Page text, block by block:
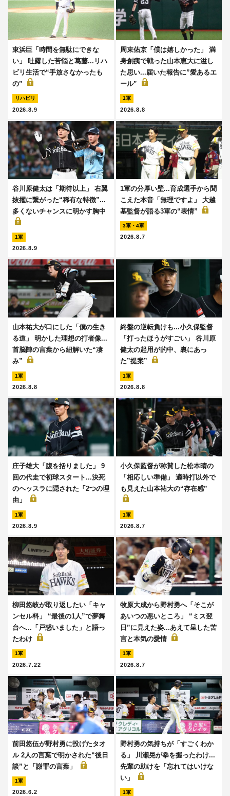
東浜巨「時間を無駄にできな
い」 吐露した苦悩と葛藤...リハ
ビリ生活で“手放さなかったも
の”
リハビリ
2026.8.9
周東佑京「僕は嬉しかった」 満
身創痍で戦った山本恵大に溢し
た思い...届いた報告に”愛あるエ
ール”
1軍
2026.8.8
谷川原健太は「期待以上」 右翼
抜擢に繋がった“稀有な特徴”...
多くないチャンスに明かす胸中
1軍
2026.8.9
1軍の分厚い壁...育成選手から聞
こえた本音「無理ですよ」 大越
基監督が語る3軍の“表情”
3軍・4軍
2026.8.7
山本祐大が口にした「僕の生き
る道」 明かした理想の打者像...
首脳陣の言葉から紐解いた“凄
み”
1軍
2026.8.8
終盤の逆転負けも...小久保監督
「打ったほうがすごい」 谷川原
健太の起用が的中、裏にあっ
た”提案”
1軍
2026.8.8
庄子雄大「腹を括りました」 9
回の代走で初球スタート...決死
のヘッスラに隠された「2つの理
由」
1軍
2026.8.9
小久保監督が称賛した松本晴の
「相応しい準備」 適時打以外で
も見えた山本祐大の“存在感”
1軍
2026.8.7
柳田悠岐が取り返したい「キャ
ンセル料」 “最後の1人”で夢舞
台へ...「戸惑いました」と語っ
たわけ
1軍
2026.7.22
牧原大成から野村勇へ「そこが
あいつの悪いところ」 “ミス翌
日”に見えた姿...あえて呈した苦
言と本気の愛情
1軍
2026.8.7
前田悠伍が野村勇に投げたタオ
ル 2人の言葉で明かされた“後日
談”と「謝罪の言葉」
1軍
2026.6.2
野村勇の気持ちが「すごくわか
る」 川瀬晃が拳を握ったわけ...
先輩の助けを「忘れてはいけな
い」
1軍